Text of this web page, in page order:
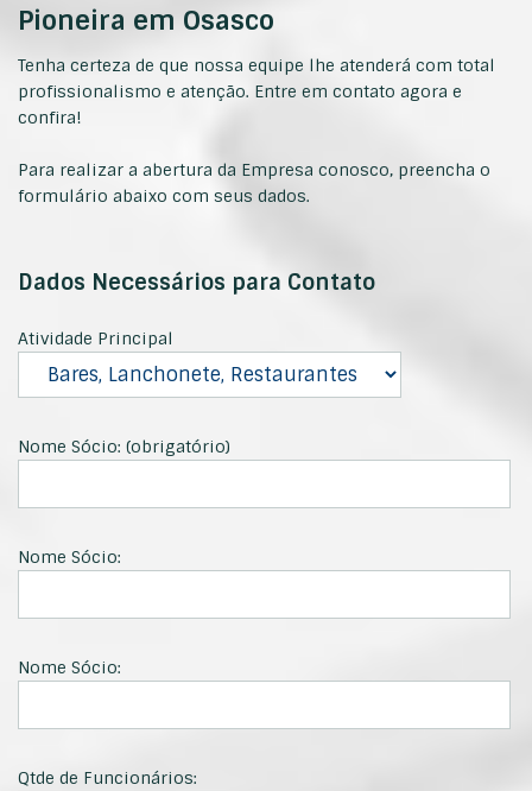
Pioneira em Osasco
Tenha certeza de que nossa equipe lhe atenderá com total
profissionalismo e atenção. Entre em contato agora e
confira!
Para realizar a abertura da Empresa conosco, preencha o
formulário abaixo com seus dados.
Dados Necessários para Contato
Atividade Principal
Nome Sócio: (obrigatório)
Nome Sócio:
Nome Sócio:
Qtde de Funcionários: